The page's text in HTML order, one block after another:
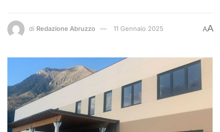
di Redazione Abruzzo 11 Gennaio 2025 AA